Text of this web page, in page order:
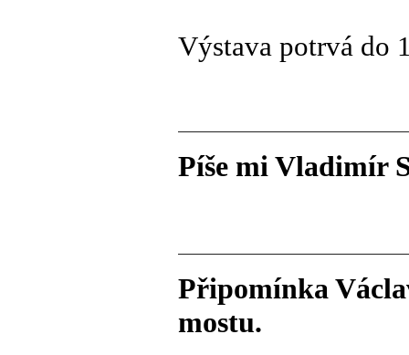
Výstava potrvá do
Píše mi Vladimír
Připomínka
mostu.